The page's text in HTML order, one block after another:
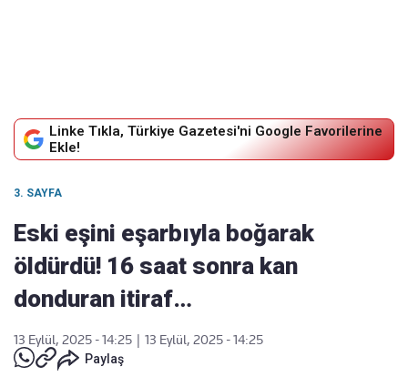
Linke Tıkla, Türkiye Gazetesi'ni Google Favorilerine
Ekle!
3. SAYFA
Eski eşini eşarbıyla boğarak
öldürdü! 16 saat sonra kan
donduran itiraf…
13 Eylül, 2025 - 14:25
13 Eylül, 2025 - 14:25
Paylaş